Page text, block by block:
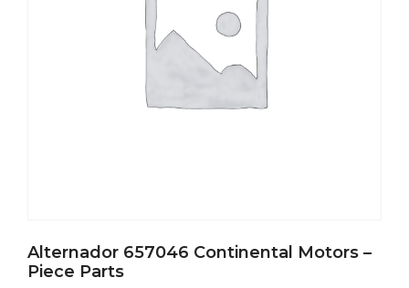
Alternador 657046 Continental Motors –
Piece Parts